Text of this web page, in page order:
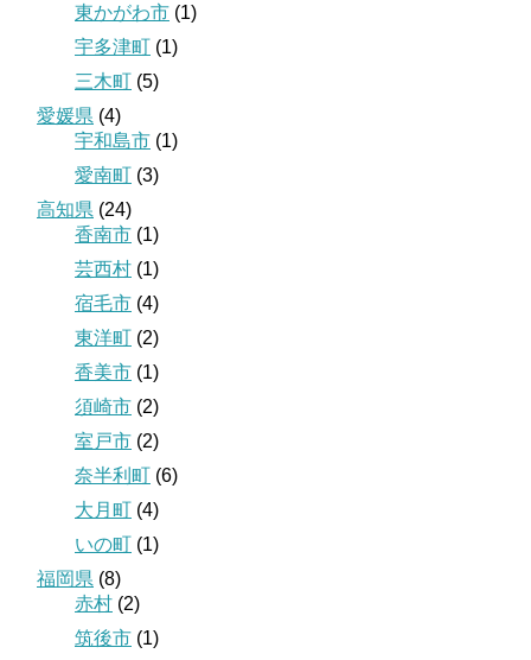
東かがわ市 (1)
宇多津町 (1)
三木町 (5)
愛媛県 (4)
宇和島市 (1)
愛南町 (3)
高知県 (24)
香南市 (1)
芸西村 (1)
宿毛市 (4)
東洋町 (2)
香美市 (1)
須崎市 (2)
室戸市 (2)
奈半利町 (6)
大月町 (4)
いの町 (1)
福岡県 (8)
赤村 (2)
筑後市 (1)